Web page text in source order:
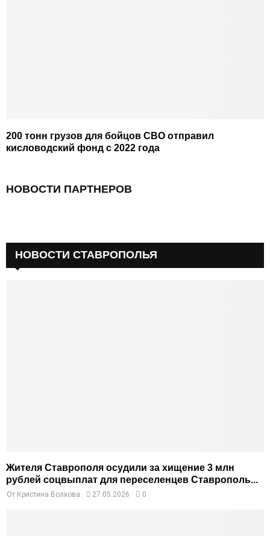
200 тонн грузов для бойцов СВО отправил
кисловодский фонд с 2022 года
НОВОСТИ ПАРТНЕРОВ
НОВОСТИ СТАВРОПОЛЬЯ
Жителя Ставрополя осудили за хищение 3 млн
рублей соцвыплат для переселенцев Ставрополь...
От Кристина Волкова 27.05.2026 0